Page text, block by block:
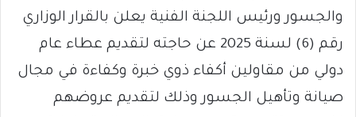
والجسور ورئيس اللجنة الفنية يعلن بالقرار الوزاري
رقم (6) لسنة 2025 عن حاجته لتقديم عطاء عام
دولي من مقاولين أكفاء ذوي خبرة وكفاءة في مجال
صيانة وتأهيل الجسور وذلك لتقديم عروضهم